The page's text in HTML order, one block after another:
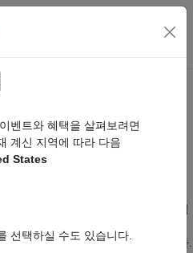
메뉴 토글
하기
하기
위한 통계 모델, 머신러닝 모델,
결함 발생의 원인을 확인하는
터링 알고리즘을 설계하려면 시스템
를 확인하는 결정 모델을 훈련합니다.
벤트와 혜택을 살펴보려면
계신 지역에 따라 다음
States
선택하실 수도 있습니다.